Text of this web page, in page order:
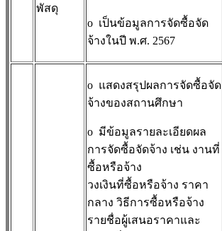
พัสดุ
o เป็นข้อมูลการจัดซื้อจัด
จ้างในปี พ.ศ. 2567
o แสดงสรุปผลการจัดซื้อจัด
จ้างของสถานศึกษา
o มีข้อมูลรายละเอียดผล
การจัดซื้อจัดจ้าง เช่น งานที่
ซื้อหรือจ้าง
วงเงินที่ซื้อหรือจ้าง ราคา
กลาง วิธีการซื้อหรือจ้าง
รายชื่อผู้เสนอราคาและ